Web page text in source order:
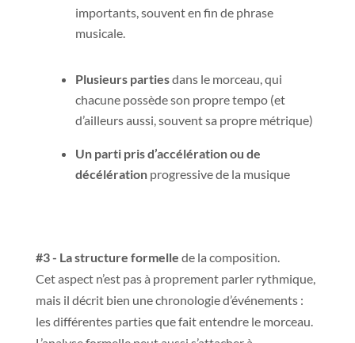
importants, souvent en fin de phrase
musicale.
Plusieurs partiesdans le morceau, qui
chacune possède son propre tempo (et
d’ailleurs aussi, souvent sa propre métrique)
Un parti pris d’accélérationou de
décélérationprogressive de la musique
#3 - La structure formelle de la composition.
Cet aspect n’est pas à proprement parler rythmique,
mais il décrit bien une chronologie d’événements :
les différentes parties que fait entendre le morceau.